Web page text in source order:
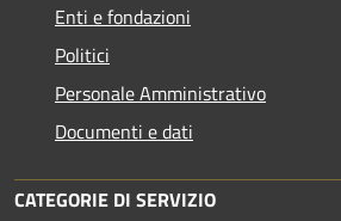
Enti e fondazioni
Politici
Personale Amministrativo
Documenti e dati
CATEGORIE DI SERVIZIO